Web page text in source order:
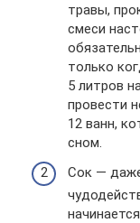
травы,
смеси
только
5 литров
провести
12 ванн,
сном.
Сок —